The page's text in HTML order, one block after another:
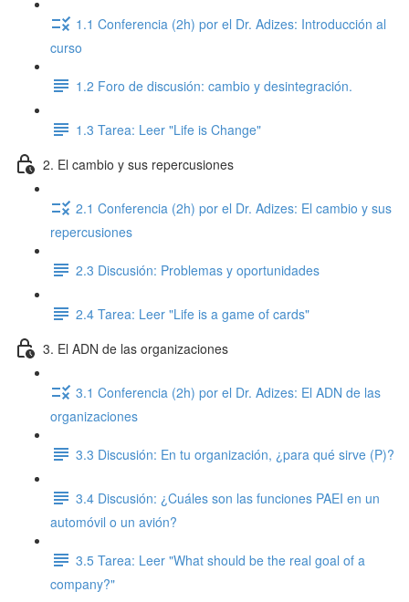
1.1 Conferencia (2h) por el Dr. Adizes: Introducción al
curso
1.2 Foro de discusión: cambio y desintegración.
1.3 Tarea: Leer "Life is Change"
2. El cambio y sus repercusiones
2.1 Conferencia (2h) por el Dr. Adizes: El cambio y sus
repercusiones
2.3 Discusión: Problemas y oportunidades
2.4 Tarea: Leer "Life is a game of cards"
3. El ADN de las organizaciones
3.1 Conferencia (2h) por el Dr. Adizes: El ADN de las
organizaciones
3.3 Discusión: En tu organización, ¿para qué sirve (P)?
3.4 Discusión: ¿Cuáles son las funciones PAEI en un
automóvil o un avión?
3.5 Tarea: Leer "What should be the real goal of a
company?"